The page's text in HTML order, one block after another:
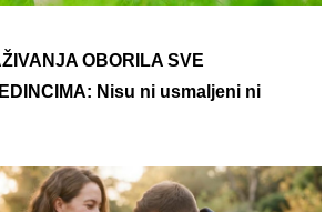
OBORILA SVE
Nisu ni usmaljeni ni